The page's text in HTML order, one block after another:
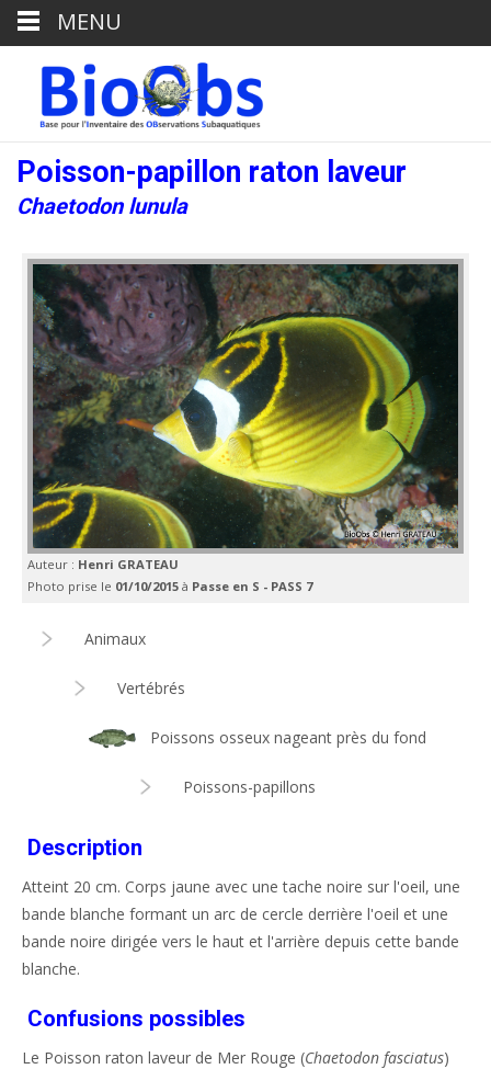
Poisson-papillon raton laveur
Chaetodon lunula
Auteur : Henri GRATEAU
Photo prise le 01/10/2015 à Passe en S - PASS 7
Animaux
Vertébrés
Poissons osseux nageant près du fond
Poissons-papillons
Description
Atteint 20 cm. Corps jaune avec une tache noire sur l'oeil, une
bande blanche formant un arc de cercle derrière l'oeil et une
bande noire dirigée vers le haut et l'arrière depuis cette bande
blanche.
Confusions possibles
Le Poisson raton laveur de Mer Rouge (Chaetodon fasciatus)
MENU